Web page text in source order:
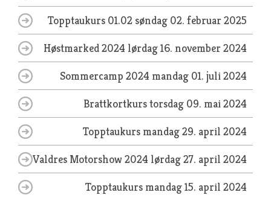
Topptaukurs 01.02søndag 02. februar 2025
Høstmarked 2024 lørdag 16. november 2024
Sommercamp 2024 mandag 01. juli 2024
Brattkortkurstorsdag 09. mai 2024
Topptaukurs mandag 29. april 2024
Valdres Motorshow 2024 lørdag 27. april 2024
Topptaukurs mandag 15. april 2024